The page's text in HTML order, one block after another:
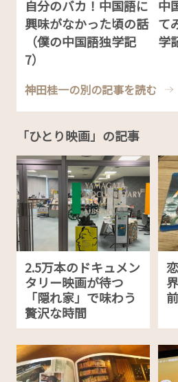
自分のバカ！中国語に
興味がなかった頃の話
（僕の中国語独学記
7）
中
て
学
神田桂一の別の記事を読む
「ひとり映画」の記事
2.5万本のドキュメン
タリー映画が待つ
「隠れ家」で味わう
贅沢な時間